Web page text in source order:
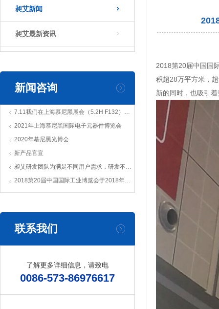
昶艾新闻 
昶艾最新资讯 
新闻咨询
2021年上海慕尼黑国际电子元器件博览会
2020年慕尼黑光博会
新产品官宣
联系我们
了解更多详细信息，请致电
0086-573-86976617
2018第20届中国国
积超28万平方米，
新的同时，也吸引